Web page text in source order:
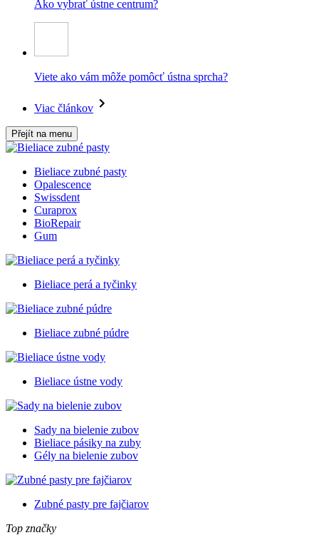
Ako vybrať ústne centrum?
Viete ako vám môže pomôcť ústna sprcha?
Viac článkov
Přejít na menu
Bieliace zubné pasty
Opalescence
Swissdent
Curaprox
BioRepair
Gum
Bieliace perá a tyčinky
Bieliace zubné púdre
Bieliace ústne vody
Sady na bielenie zubov
Bieliace pásiky na zuby
Gély na bielenie zubov
Zubné pasty pre fajčiarov
Top značky